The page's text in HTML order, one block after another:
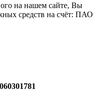
на нашем сайте, Вы
средств на счёт: ПАО